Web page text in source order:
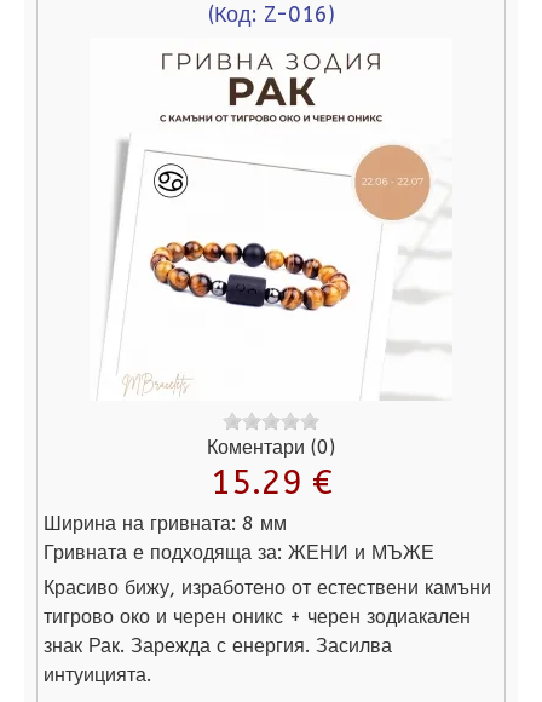
(Код: Z-016)
Коментари (0)
15.29 €
Ширина на гривната: 8 мм
Гривната е подходяща за: ЖЕНИ и МЪЖЕ
Красиво бижу, изработено от естествени камъни
тигрово око и черен оникс + черен зодиакален
знак Рак. Зарежда с енергия. Засилва
интуицията.